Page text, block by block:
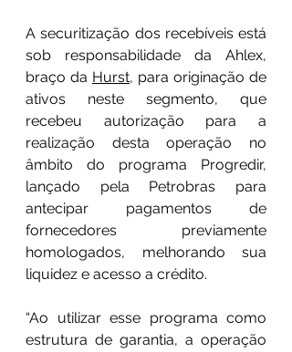
A securitização dos recebíveis está
sob responsabilidade da Ahlex,
braço da Hurst, para originação de
ativos neste segmento, que
recebeu autorização para a
realização desta operação no
âmbito do programa Progredir,
lançado pela Petrobras para
antecipar pagamentos de
fornecedores previamente
homologados, melhorando sua
liquidez e acesso a crédito.
“Ao utilizar esse programa como
estrutura de garantia, a operação